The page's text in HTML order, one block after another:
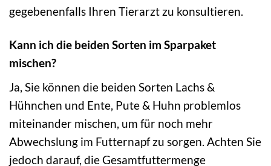
gegebenenfalls Ihren Tierarzt zu konsultieren.
Kann ich die beiden Sorten im Sparpaket
mischen?
Ja, Sie können die beiden Sorten Lachs &
Hühnchen und Ente, Pute & Huhn problemlos
miteinander mischen, um für noch mehr
Abwechslung im Futternapf zu sorgen. Achten Sie
jedoch darauf, die Gesamtfuttermenge